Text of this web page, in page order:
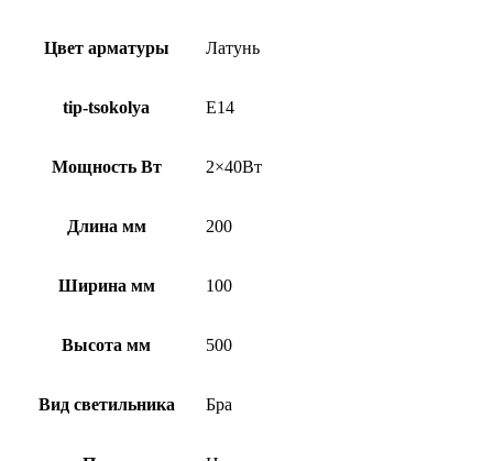
Цвет арматуры Латунь
tip-tsokolya E14
Мощность Вт 2×40Вт
Длина мм 200
Ширина мм 100
Высота мм 500
Вид светильника Бра